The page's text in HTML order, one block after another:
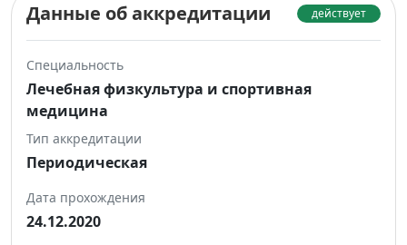
Данные об аккредитации действует
Специальность
Лечебная физкультура и спортивная
медицина
Тип аккредитации
Периодическая
Дата прохождения
24.12.2020